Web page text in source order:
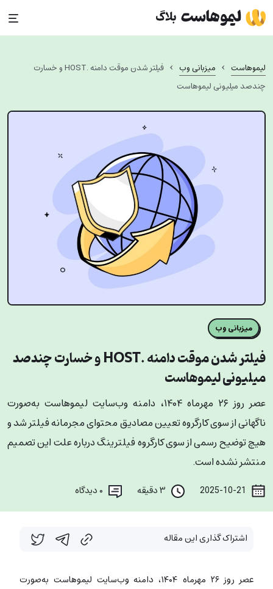
Skip
to
content
لیموهاست › میزبانی وب ›
فیلتر شدن موقت دامنه .HOST و خسارت
چندصد میلیونی لیموهاست
میزبانی وب
فیلتر شدن موقت دامنه .HOST و خسارت چندصد
میلیونی لیموهاست
عصر روز ۲۶ مهرماه ۱۴۰۴، دامنه وب‌سایت لیموهاست به‌صورت
ناگهانی از سوی کارگروه تعیین مصادیق محتوای مجرمانه فیلتر شد و
هیچ توضیح رسمی از سوی کارگروه فیلترینگ درباره علت این تصمیم
منتشر نشده است.
دیدگاه
اشتراک گذاری این مقاله
عصر روز ۲۶ مهرماه ۱۴۰۴، دامنه وب‌سایت لیموهاست به‌صورت